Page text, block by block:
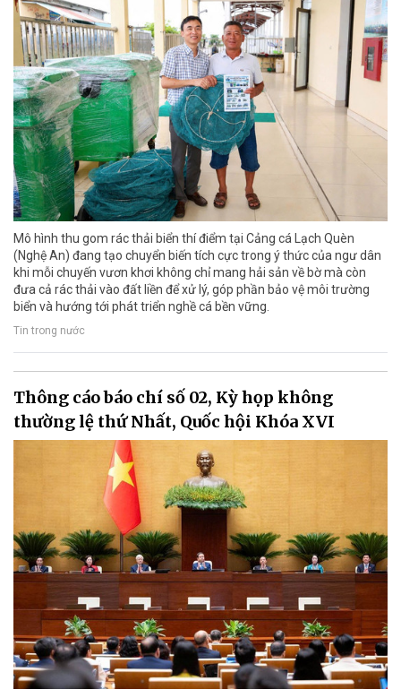
Mô hình thu gom rác thải biển thí điểm tại Cảng cá Lạch Quèn
(Nghệ An) đang tạo chuyển biến tích cực trong ý thức của ngư dân
khi mỗi chuyến vươn khơi không chỉ mang hải sản về bờ mà còn
đưa cả rác thải vào đất liền để xử lý, góp phần bảo vệ môi trường
biển và hướng tới phát triển nghề cá bền vững.
Tin trong nước
Thông cáo báo chí số 02, Kỳ họp không
thường lệ thứ Nhất, Quốc hội Khóa XVI